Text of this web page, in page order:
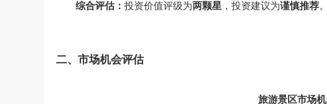
综合评估： 投资价值评级为两颗星 ，投资建议为谨慎推荐。
二、市场机会评估
旅游景区市场